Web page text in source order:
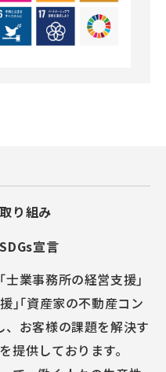
り組み
宣言
業事務所の経営支援｣
｣｢資産家の不動産コン
お客様の課題を解決す
提供しております。